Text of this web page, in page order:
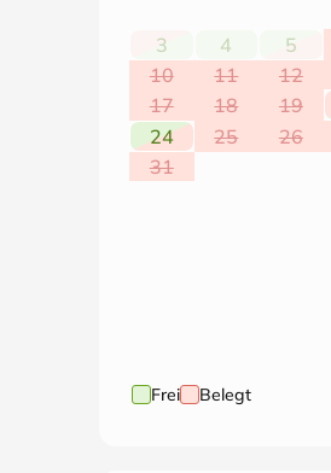
3
4 5
10
11 12
17
18 19
24
25 26
31
Frei Belegt